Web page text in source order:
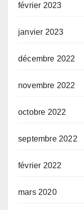
février 2023
janvier 2023
décembre 2022
novembre 2022
octobre 2022
septembre 2022
février 2022
mars 2020